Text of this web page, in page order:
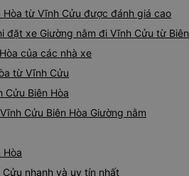
Hòa từ Vĩnh Cửu được đánh giá cao
xe Giường nằm đi Vĩnh Cửu từ
của các nhà xe
từ Vĩnh Cửu
Cửu Biên Hòa
Cửu Biên Hòa Giường nằm
nhanh và uy tín nhất